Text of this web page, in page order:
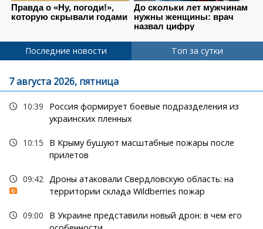
Последние новости Топ за сутки
7 августа 2026, пятница
10:39
Россия формирует боевые подразделения из
украинских пленных
10:15
В Крыму бушуют масштабные пожары после
прилетов
09:42 Дроны атаковали Свердловскую область: на
территории склада Wildberries пожар
09:00
В Украине представили новый дрон: в чем его